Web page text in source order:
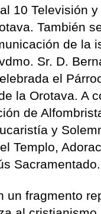
10 Televisión
También
de la
Sr. D.
el
la Orotava. A
de
y
Templo,
Sacramentado.
un fragmento